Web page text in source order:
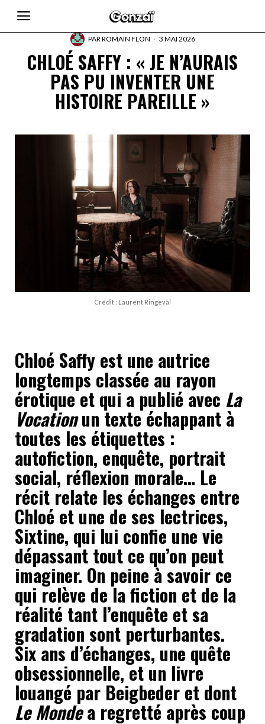
PARROMAIN FLON 3 MAI 2026
CHLOÉ SAFFY : « JE N’AURAIS
PAS PU INVENTER UNE
HISTOIRE PAREILLE »
Crédit : Laurent Ringeval
Chloé Saffy est une autrice
longtemps classée au rayon
érotique et qui a publié avec La
Vocationun texte échappant à
toutes les étiquettes :
autofiction, enquête, portrait
social, réflexion morale… Le
récit relate les échanges entre
Chloé et une de ses lectrices,
Sixtine, qui lui confie une vie
dépassant tout ce qu’on peut
imaginer. On peine à savoir ce
qui relève de la fiction et de la
réalité tant l’enquête et sa
gradation sont perturbantes.
Six ans d’échanges, une quête
obsessionnelle, et un livre
louangé par Beigbeder et dont
Le Mondea regretté après coup